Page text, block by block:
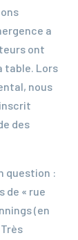
a
ont
table. Lors
nous
des
question :
de « rue
(en